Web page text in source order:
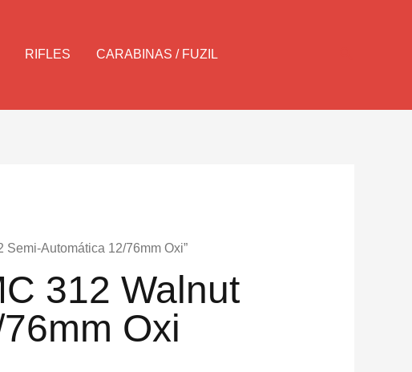
RIFLES CARABINAS / FUZIL
Automática 12/76mm Oxi”
312 Walnut
Oxi